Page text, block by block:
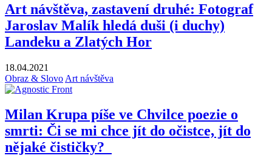
Art návštěva, zastavení druhé: Fotograf
Jaroslav Malík hledá duši (i duchy)
Landeku a Zlatých Hor
18.04.2021
Obraz & Slovo Art návštěva
Milan Krupa píše ve Chvilce poezie o
smrti: Či se mi chce jít do očistce, jít do
nějaké čističky?